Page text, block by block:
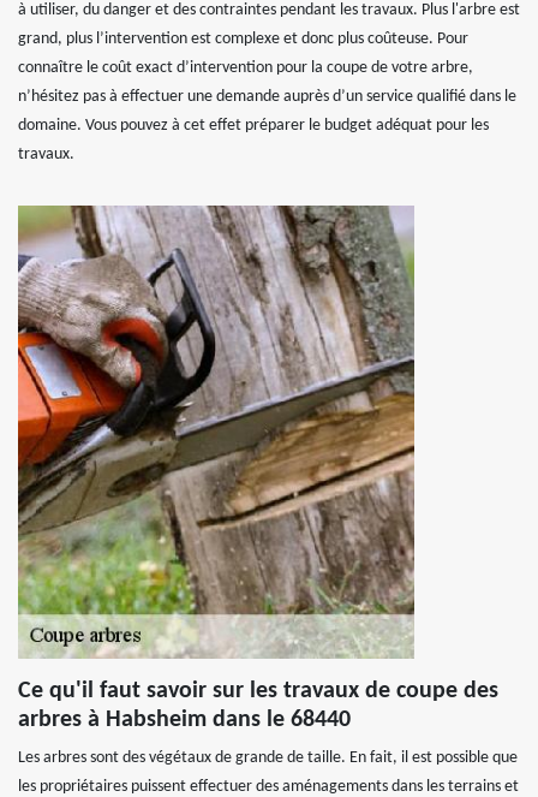
à utiliser, du danger et des contraintes pendant les travaux. Plus l'arbre est
grand, plus l’intervention est complexe et donc plus coûteuse. Pour
connaître le coût exact d’intervention pour la coupe de votre arbre,
n’hésitez pas à effectuer une demande auprès d’un service qualifié dans le
domaine. Vous pouvez à cet effet préparer le budget adéquat pour les
travaux.
Ce qu'il faut savoir sur les travaux de coupe des
arbres à Habsheim dans le 68440
Les arbres sont des végétaux de grande de taille. En fait, il est possible que
les propriétaires puissent effectuer des aménagements dans les terrains et